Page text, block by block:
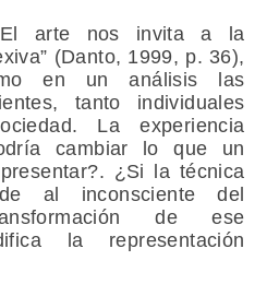
arte nos invita a la
(Danto, 1999, p. 36),
en un análisis las
tanto individuales
La experiencia
cambiar lo que un
¿Si la técnica
al inconsciente del
de ese
la representación